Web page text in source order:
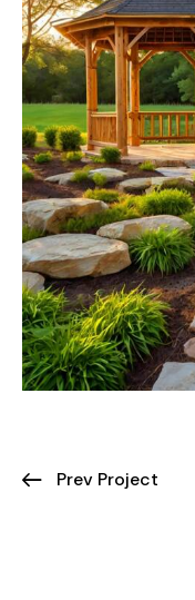
Prev Project